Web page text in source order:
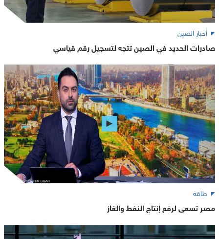
أخبار الصين
صادرات الحديد في الصين تتجه لتسجيل رقم قياسي
طاقة
مصر تسعى لرفع إنتاج النفط والغاز